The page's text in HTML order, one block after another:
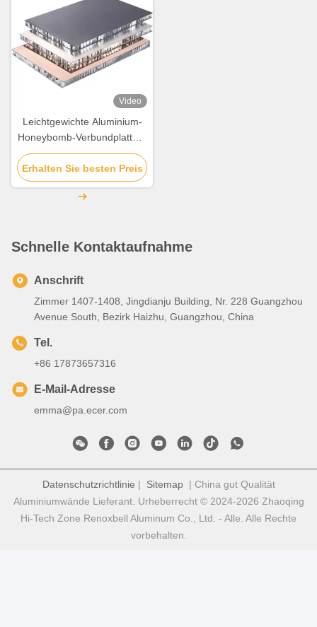
Video
Leichtgewichte Aluminium-
Honeybomb-Verbundplatte 6
mm- 30 mm Dicke
Erhalten Sie besten Preis
Schnelle Kontaktaufnahme
Anschrift
Zimmer 1407-1408, Jingdianju Building, Nr. 228 Guangzhou
Avenue South, Bezirk Haizhu, Guangzhou, China
Tel.
+86 17873657316
E-Mail-Adresse
emma@pa.ecer.com
Datenschutzrichtlinie | Sitemap| China gut Qualität
Aluminiumwände Lieferant. Urheberrecht © 2024-2026 Zhaoqing
Hi-Tech Zone Renoxbell Aluminum Co., Ltd. - Alle. Alle Rechte
vorbehalten.